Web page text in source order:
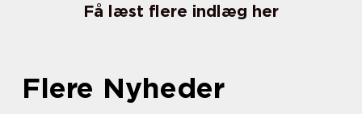
Få læst flere indlæg her
Flere Nyheder